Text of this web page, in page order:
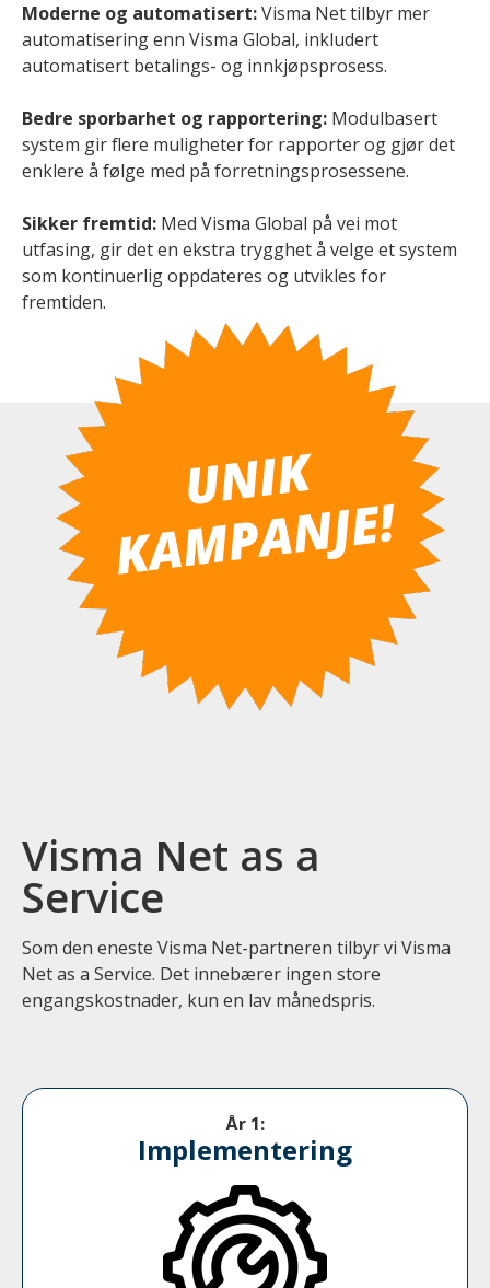
Moderne og automatisert:Visma Net tilbyr mer
automatisering enn Visma Global, inkludert
automatisert betalings- og innkjøpsprosess.
Bedre sporbarhet og rapportering: Modulbasert
system gir flere muligheter for rapporter og gjør det
enklere å følge med på forretningsprosessene.
Sikker fremtid: Med Visma Global på vei mot
utfasing, gir det en ekstra trygghet å velge et system
som kontinuerlig oppdateres og utvikles for
fremtiden.
Visma Net as a
Service
Som den eneste Visma Net-partneren tilbyr vi Visma
Net as a Service. Det innebærer ingen store
engangskostnader, kun en lav månedspris.
År 1:
Implementering